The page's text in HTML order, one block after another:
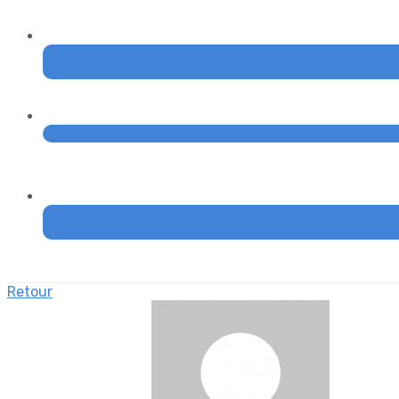
Retour